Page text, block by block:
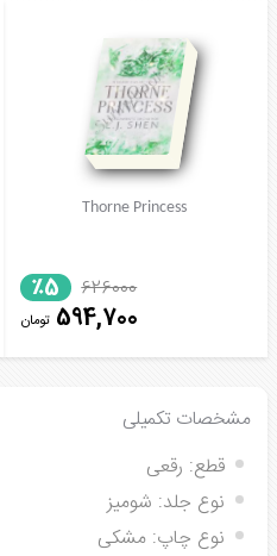
Thorne Princess
626000
٪5
594,700 تومان
مشخصات تکمیلی
قطع: رقعی
نوع جلد: شومیز
نوع چاپ: مشکی